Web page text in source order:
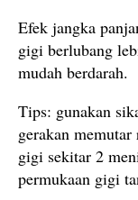
Efek jangka
gigi berlubang
mudah berdarah.
Tips: gunakan
gerakan
gigi sekitar 2
permukaan gigi